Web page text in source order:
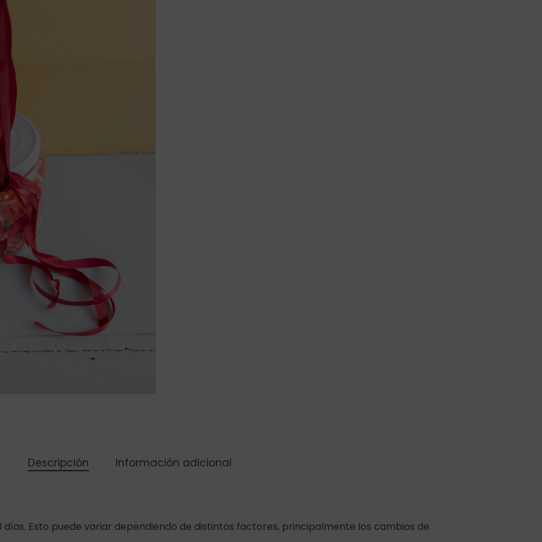
Descripción Información adicional
días. Esto puede variar dependiendo de distintos factores, principalmente los cambios de